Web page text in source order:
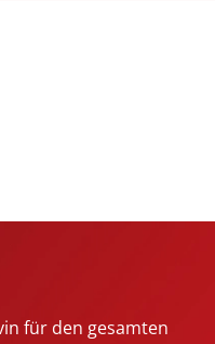
für den gesamten